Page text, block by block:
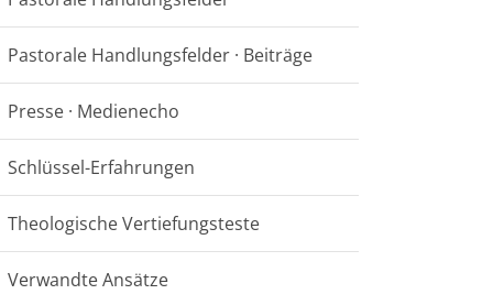
Pastorale Handlungsfelder · Beiträge
Presse · Medienecho
Schlüssel-Erfahrungen
Theologische Vertiefungsteste
Verwandte Ansätze